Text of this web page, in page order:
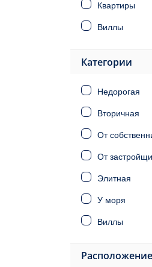
Квартиры
Виллы
Категории
Недорогая
Вторичная
От
От
Элитная
У моря
Виллы
Расположение